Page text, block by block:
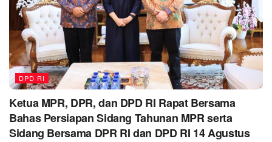
DPD RI
Ketua MPR, DPR, dan DPD RI Rapat Bersama
Bahas Persiapan Sidang Tahunan MPR serta
Sidang Bersama DPR RI dan DPD RI 14 Agustus